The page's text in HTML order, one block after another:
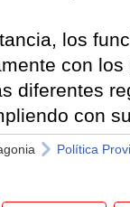
los
con
diferentes
con
Política